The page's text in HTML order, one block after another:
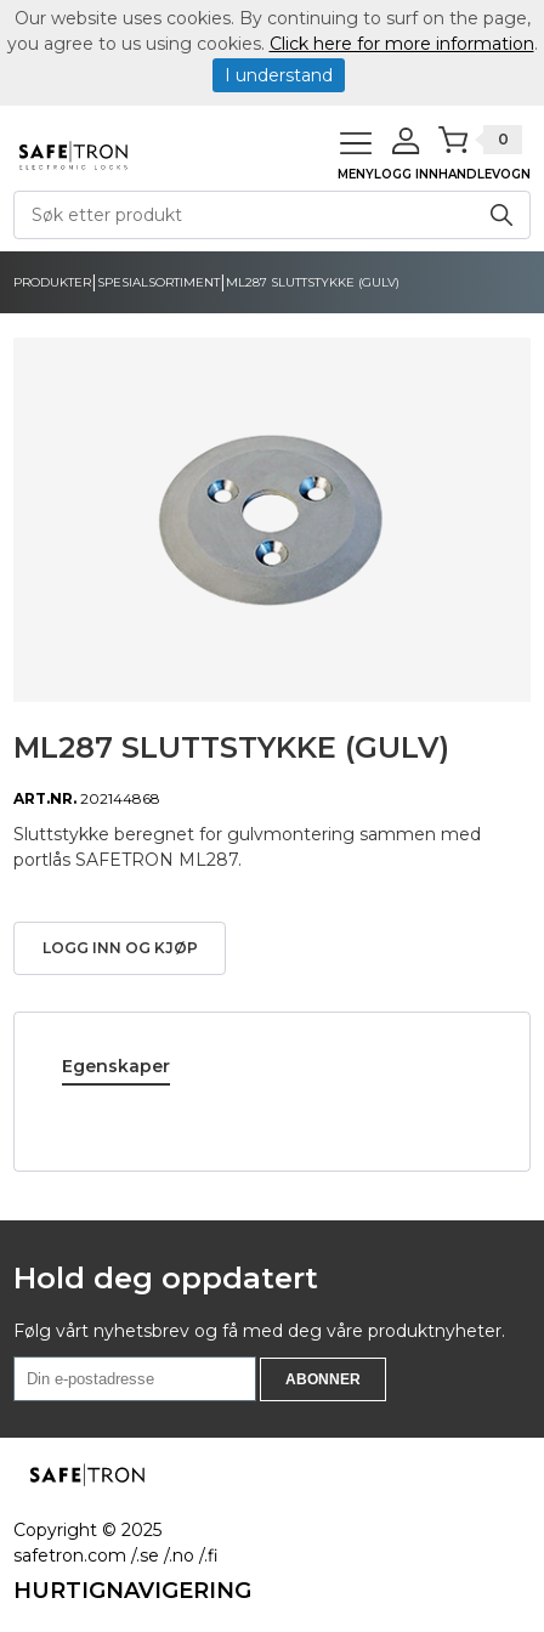
MENYLOGG INN
0
HANDLEVOGN
PRODUKTER| SPESIALSORTIMENT| ML287 SLUTTSTYKKE (GULV)
ML287 SLUTTSTYKKE (GULV)
ART.NR. 202144868
Sluttstykke beregnet for gulvmontering sammen med
portlås SAFETRON ML287.
LOGG INN OG KJØP
Egenskaper
Hold deg oppdatert
Følg vårt nyhetsbrev og få med deg våre produktnyheter.
Copyright ©2025
safetron.com /.se /.no /.fi
HURTIGNAVIGERING
Our website uses cookies. By continuing to surf on the page,
you agree to us using cookies. Click here for more information.
I understand